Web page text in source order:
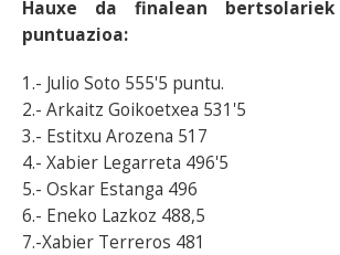
Hauxe da finalean
puntuazioa:
1.- Julio Soto 555'5 puntu.
2.- Arkaitz Goikoetxea 531'5
3.- Estitxu Arozena 517
4.- Xabier Legarreta 496'5
5.- Oskar Estanga 496
6.- Eneko Lazkoz 488,5
7.-Xabier Terreros 481